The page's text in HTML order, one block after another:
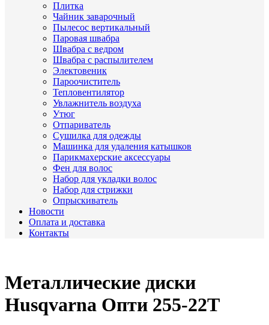
Плитка
Чайник заварочный
Пылесос вертикальный
Паровая швабра
Швабра с ведром
Швабра с распылителем
Электовеник
Пароочиститель
Тепловентилятор
Увлажнитель воздуха
Утюг
Отпариватель
Сушилка для одежды
Машинка для удаления катышков
Парикмахерские аксессуары
Фен для волос
Набор для укладки волос
Набор для стрижки
Опрыскиватель
Новости
Оплата и доставка
Контакты
Металлические диски
Husqvarna Опти 255-22Т